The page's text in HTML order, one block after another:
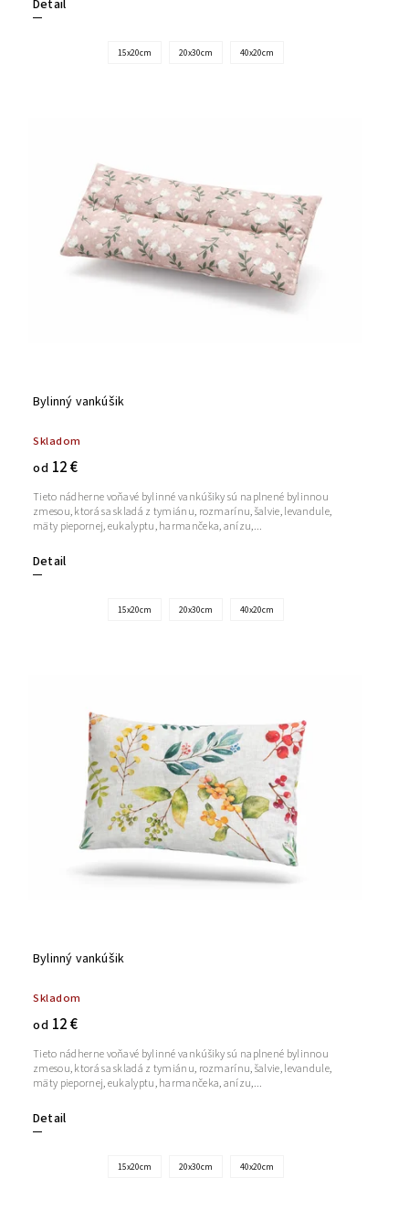
Detail
15x20cm 20x30cm 40x20cm
Bylinný vankúšik
Skladom
od 12 €
Detail
Tieto nádherne voňavé bylinné vankúšiky sú naplnené bylinnou
zmesou, ktorá sa skladá z tymiánu, rozmarínu, šalvie, levandule,
mäty piepornej, eukalyptu, harmančeka, anízu,...
15x20cm 20x30cm 40x20cm
Bylinný vankúšik
Skladom
od 12 €
Detail
Tieto nádherne voňavé bylinné vankúšiky sú naplnené bylinnou
zmesou, ktorá sa skladá z tymiánu, rozmarínu, šalvie, levandule,
mäty piepornej, eukalyptu, harmančeka, anízu,...
15x20cm 20x30cm 40x20cm